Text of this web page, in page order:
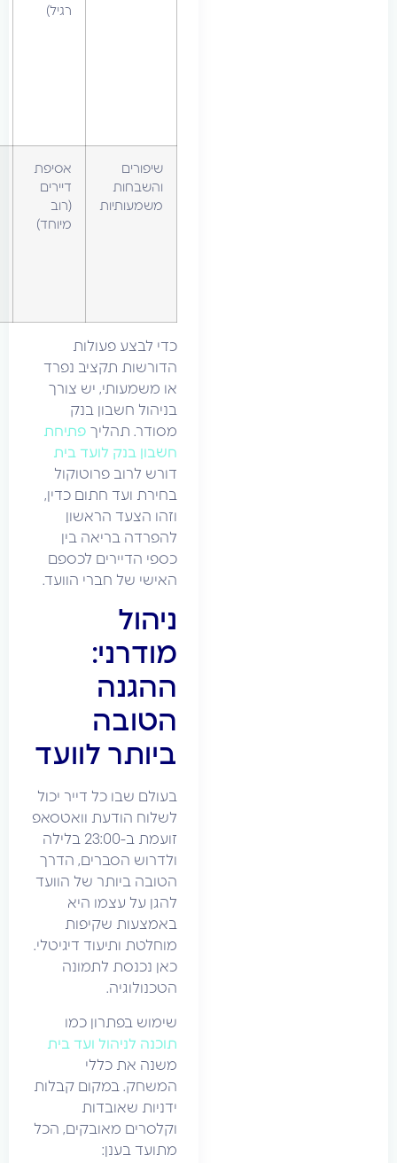
תקינות
אסיפת
דיירים
(רוב
שיפוץ לובי
נרחב,
הוספת
מעלית
כדי לבצע פעולות
הדורשות תקציב נפרד
או משמעותי, יש צורך
בניהול חשבון בנק
מסודר. תהליךפתיחת
חשבון בנק לועד בית
דורש לרוב פרוטוקול
בחירת ועד חתום כדין,
וזהו הצעד הראשון
להפרדה בריאה בין
כספי הדיירים לכספם
האישי של חברי הוועד.
מודרני:
ההגנה
הטובה
ביותר לוועד
בעולם שבו כל דייר יכול
לשלוח הודעת וואטסאפ
זועמת ב-23:00 בלילה
ולדרוש הסברים, הדרך
הטובה ביותר של הוועד
להגן על עצמו היא
באמצעות שקיפות
מוחלטת ותיעוד דיגיטלי.
כאן נכנסת לתמונה
שימוש בפתרון כמו
תוכנה לניהול ועד בית
משנה את כללי
המשחק. במקום קבלות
ידניות שאובדות
וקלסרים מאובקים, הכל
מתועד בענן: